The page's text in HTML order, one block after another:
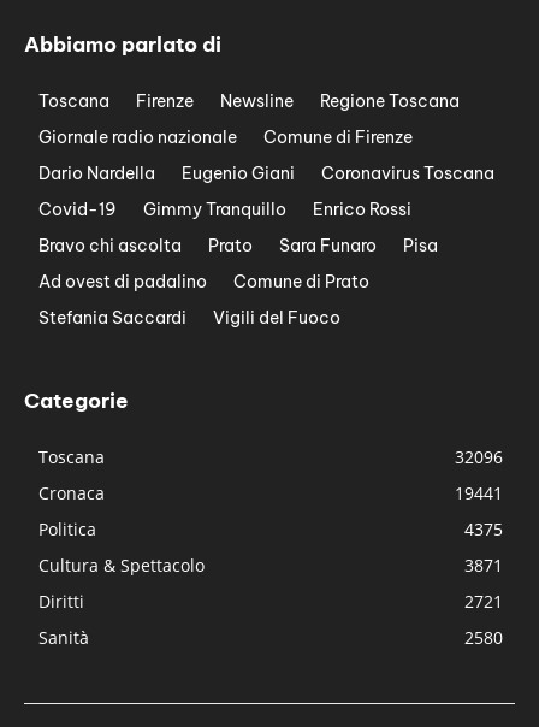
Abbiamo parlato di
Toscana Firenze Newsline
Regione Toscana
Giornale radio nazionale
Comune di Firenze
Dario Nardella
Eugenio Giani
Coronavirus Toscana
Covid-19
Gimmy Tranquillo
Enrico Rossi
Bravo chi ascolta
Prato Sara Funaro
Pisa
Ad ovest di padalino
Comune di Prato
Stefania Saccardi
Vigili del Fuoco
Categorie
Toscana
32096
Cronaca
19441
Politica
4375
Cultura & Spettacolo
3871
Diritti
2721
Sanità
2580